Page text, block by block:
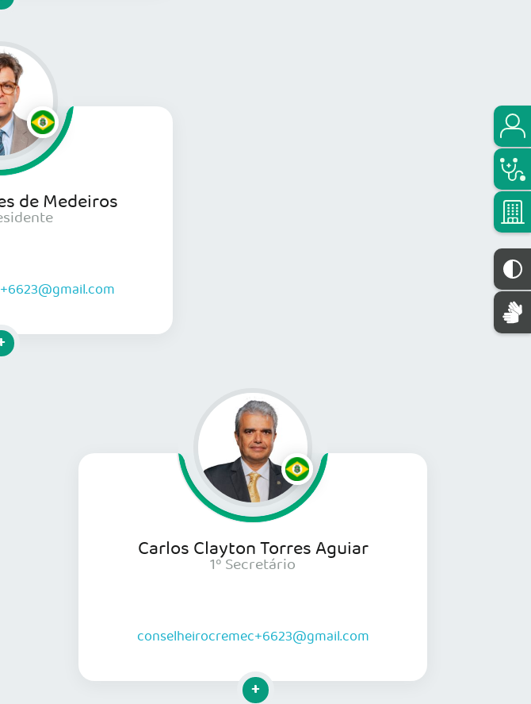
de Medeiros
para mais informações
Carlos Clayton Torres Aguiar
1º Secretário
conselheirocremec+6623@gmail.com
Clique para mais informações